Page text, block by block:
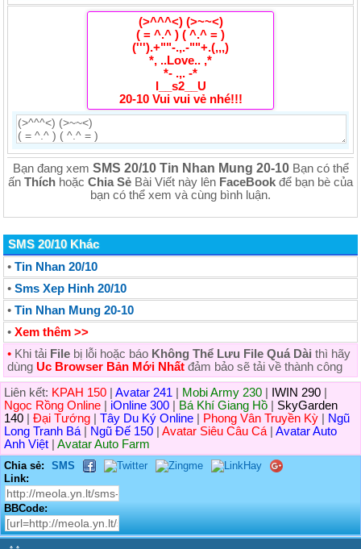
(>^^^<) (>~~<)
( = ^.^ ) ( ^.^ = )
(''').+""-.,.-""+.(,,,)
*, ..Love.. ,*
*- .,. -*
I__s2__U
20-10 Vui vui vẻ nhé!!!
Bạn đang xem SMS 20/10 Tin Nhan Mung 20-10Bạn có thể
ấn Thích hoặc Chia Sẻ Bài Viết này lên FaceBook để bạn bè của
bạn có thể xem và cùng bình luận.
SMS 20/10 Khác
• Tin Nhan 20/10
• Sms Xep Hinh 20/10
• Tin Nhan Mung 20-10
• Xem thêm >>
• Khi tải File bị lỗi hoặc báo Không Thể Lưu File Quá Dài thì hãy
dùng Uc Browser Bản Mới Nhất đảm bảo sẽ tải về thành công
Liên kết: KPAH 150 Avatar 241 Mobi Army 230 IWIN 290
Ngọc Rồng Online
iOnline 300 Bá Khí Giang Hồ
SkyGarden
140
Đại Tướng Tây Du Ký Online Phong Vân Truyền Kỳ
Ngũ
Long Tranh Bá
Ngũ Đế 150 Avatar Siêu Câu Cá
Avatar Auto
Anh Việt
Avatar Auto Farm
Chia sẻ:
SMS
Link:
BBCode: